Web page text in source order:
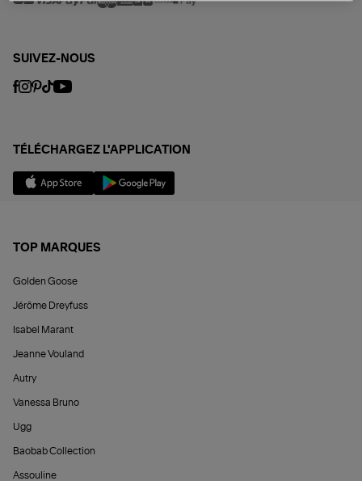
SUIVEZ-NOUS
TÉLÉCHARGEZ L'APPLICATION
TOP MARQUES
Golden Goose
Jérôme Dreyfuss
Isabel Marant
Jeanne Vouland
Autry
Vanessa Bruno
Ugg
Baobab Collection
Assouline